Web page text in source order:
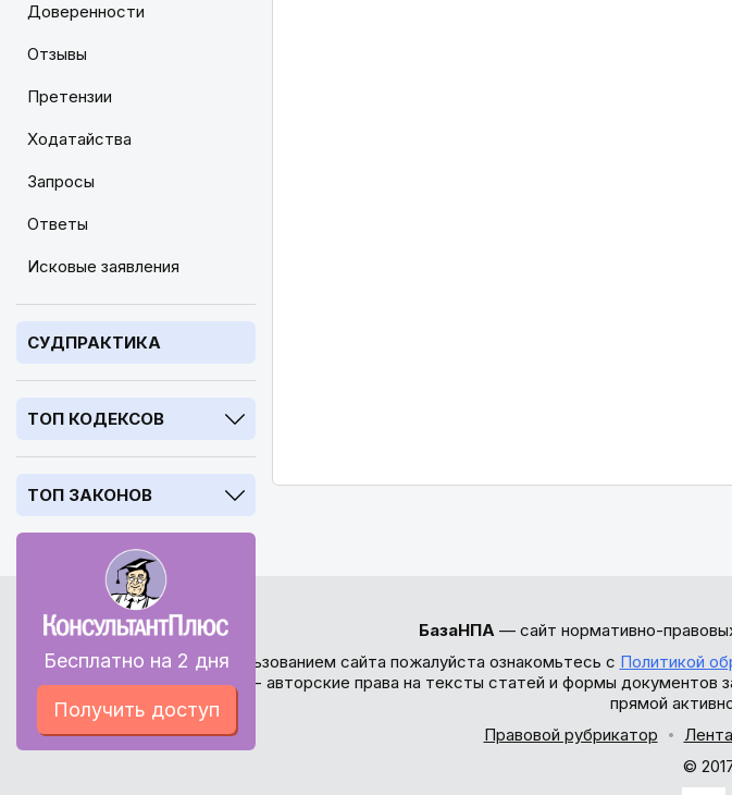
Доверенности
Отзывы
Претензии
Ходатайства
Запросы
Ответы
Исковые заявления
СУДПРАКТИКА
ТОП КОДЕКСОВ
ТОП ЗАКОНОВ
Бесплатно на 2 дня
Получить доступ
БазаНПА— сайт нормативно-
Перед использованием сайта пожалуйста ознакомьтесь с Политикой
внимание - авторские права на тексты статей и формы документов
прямой
Правовой рубрикатор
©